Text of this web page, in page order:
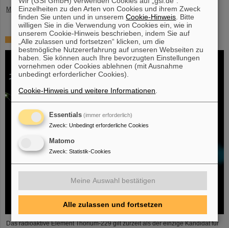
Mehr »
Hoffnung auf Entwicklung einer Atomkernuhr wächst
Das radioaktive Element Thorium-229 gilt zurzeit als der einzige Kandidat für
Einzelheiten zu den Arten von Cookies und ihrem Zweck
finden Sie unten und in unseremCookie-Hinweis . Bitte
willigen Sie in die Verwendung von Cookies ein, wie in
unserem Cookie-Hinweis beschrieben, indem Sie auf
„Alle zulassen und fortsetzen“ klicken, um die
bestmögliche Nutzererfahrung auf unseren Webseiten zu
haben. Sie können auch Ihre bevorzugten Einstellungen
vornehmen oder Cookies ablehnen (mit Ausnahme
unbedingt erforderlicher Cookies).
Cookie-Hinweis und weitere Informationen
Essentials (immer erforderlich)
Zweck: Unbedingt erforderliche Cookies
Matomo
Zweck: Statistik-Cookies
Meine Auswahl bestätigen
Alle zulassen und fortsetzen